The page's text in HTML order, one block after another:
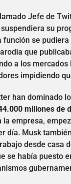
Jefe de
su
función se
que
a los
impidiendo
han dominado
millones de
empresa,
día. Musk
desde casa
se había puesto